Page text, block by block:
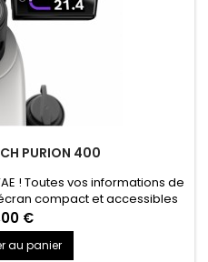
PURION 400
! Toutes vos informations de
compact et accessibles
d'oeil !
€
au panier